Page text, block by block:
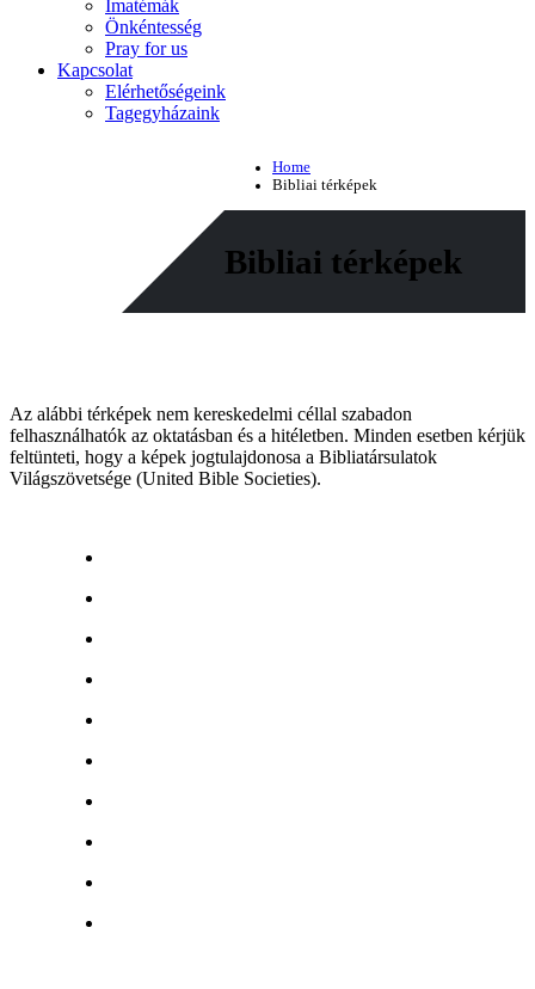
Imatémák
Önkéntesség
Pray for us
Kapcsolat
Elérhetőségeink
Tagegyházaink
Home
Bibliai térképek
Bibliai térképek
Az alábbi térképek nem kereskedelmi céllal szabadon
felhasználhatók az oktatásban és a hitéletben. Minden esetben kérjük
feltünteti, hogy a képek jogtulajdonosa a Bibliatársulatok
Világszövetsége (United Bible Societies).